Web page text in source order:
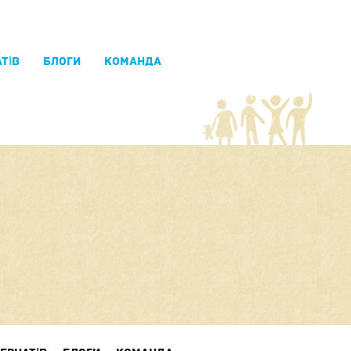
БЛОГИ КОМАНДА